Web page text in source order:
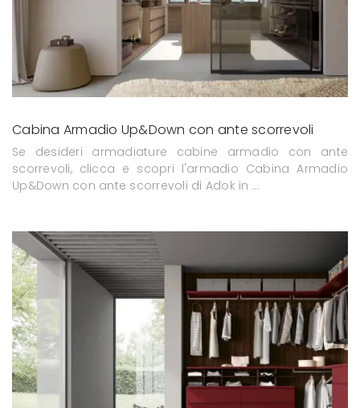
Cabina Armadio Up&Down con ante scorrevoli
Se desideri armadiature cabine armadio con ante
scorrevoli, clicca e scopri l'armadio Cabina Armadio
Up&Down con ante scorrevoli di Adok in ...